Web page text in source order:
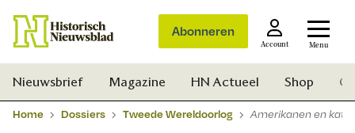
Abonneren
Account Menu
Nieuwsbrief Magazine HN Actueel Shop
Home Dossiers Tweede Wereldoorlog Amerikanen en